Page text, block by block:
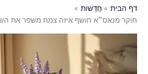
דף הבית
חֲדָשׁוֹת
חוקר מנאס״א חושף איזה צמח משפר את